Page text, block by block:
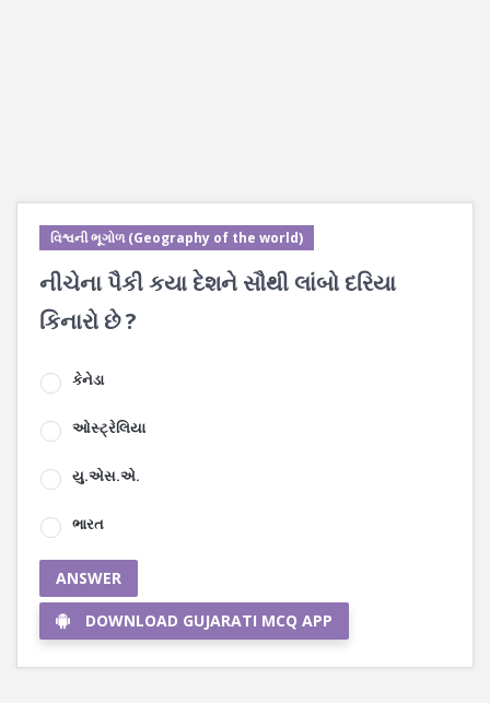
વિશ્વની ભૂગોળ (Geography of the world)
નીચેના પૈકી કયા દેશને સૌથી લાંબો દરિયા
કિનારો છે ?
કેનેડા
ઓસ્ટ્રેલિયા
યુ.એસ.એ.
ભારત
ANSWER
DOWNLOAD GUJARATI MCQ APP